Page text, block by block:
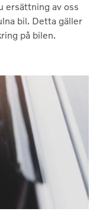
ersättning av oss
bil. Detta gäller
på bilen.